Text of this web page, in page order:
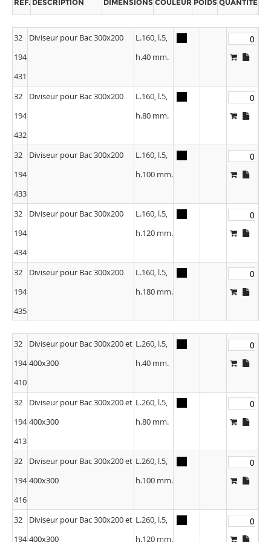
RÉF. DESCRIPTION DIMENSIONS COULEUR POIDS QUANTITÉ
32
194
431
Diviseur pour Bac 300x200
L.160, l.5,
h.40 mm.
32
194
432
Diviseur pour Bac 300x200
L.160, l.5,
h.80 mm.
32
194
433
Diviseur pour Bac 300x200
L.160, l.5,
h.100 mm.
32
194
434
Diviseur pour Bac 300x200
L.160, l.5,
h.120 mm.
32
194
435
Diviseur pour Bac 300x200
L.160, l.5,
h.180 mm.
32
194
410
Diviseur pour Bac 300x200 et
400x300
L.260, l.5,
h.40 mm.
32
194
413
Diviseur pour Bac 300x200 et
400x300
L.260, l.5,
h.80 mm.
32
194
416
Diviseur pour Bac 300x200 et
400x300
L.260, l.5,
h.100 mm.
32
194
Diviseur pour Bac 300x200 et
400x300
L.260, l.5,
h.120 mm.